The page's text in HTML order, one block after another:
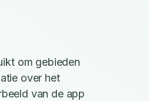
om gebieden
over het
van de app